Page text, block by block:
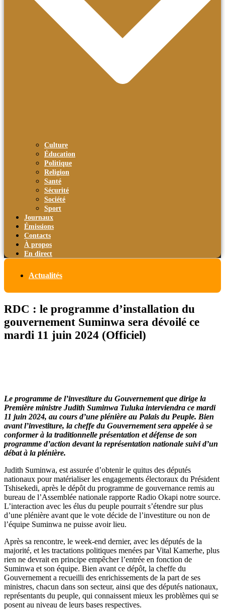
Culture
Éducation
Politique
Religion
Santé
Sécurité
Société
Sport
Journaux
Émissions
Contacts
À propos
En direct
Actualités
RDC : le programme d’installation du
gouvernement Suminwa sera dévoilé ce
mardi 11 juin 2024 (Officiel)
Le programme de l’investiture du Gouvernement que dirige la
Première ministre Judith Suminwa Tuluka interviendra ce mardi
11 juin 2024, au cours d’une plénière au Palais du Peuple. Bien
avant l’investiture, la cheffe du Gouvernement sera appelée à se
conformer à la traditionnelle présentation et défense de son
programme d’action devant la représentation nationale suivi d’un
débat à la plénière.
Judith Suminwa, est assurée d’obtenir le quitus des députés
nationaux pour matérialiser les engagements électoraux du Président
Tshisekedi, après le dépôt du programme de gouvernance remis au
bureau de l’Assemblée nationale rapporte Radio Okapi notre source.
L’interaction avec les élus du peuple pourrait s’étendre sur plus
d’une plénière avant que le vote décide de l’investiture ou non de
l’équipe Suminwa ne puisse avoir lieu.
Après sa rencontre, le week-end dernier, avec les députés de la
majorité, et les tractations politiques menées par Vital Kamerhe, plus
rien ne devrait en principe empêcher l’entrée en fonction de
Suminwa et son équipe. Bien avant ce dépôt, la cheffe du
Gouvernement a recueilli des enrichissements de la part de ses
ministres, chacun dans son secteur, ainsi que des députés nationaux,
représentants du peuple, qui connaissent mieux les problèmes qui se
posent au niveau de leurs bases respectives.